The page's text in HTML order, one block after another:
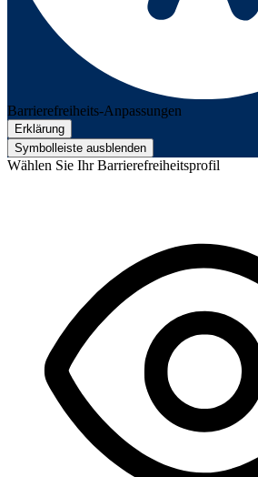
Barrierefreiheits-Anpassungen
Erklärung
Symbolleiste ausblenden
Wählen Sie Ihr Barrierefreiheitsprofil